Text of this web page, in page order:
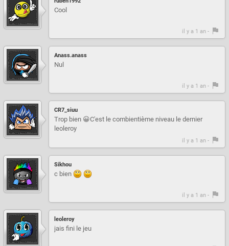
Cool
il y a 1 an -
Anass.anass
Nul
il y a 1 an -
CR7_siuu
Trop bien 😀C'est le combientième niveau le dernier
leoleroy
il y a 1 an -
Sikhou
c bien
il y a 1 an -
leoleroy
jais fini le jeu